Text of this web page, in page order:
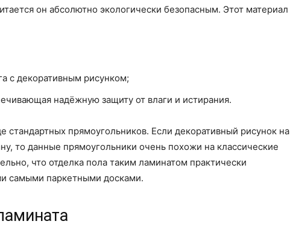
он абсолютно экологически безопасным. Этот материал
с декоративным рисунком;
надёжную защиту от влаги и истирания.
стандартных прямоугольников. Если декоративный рисунок на
то данные прямоугольники очень похожи на классические
что отделка пола таким ламинатом практически
самыми паркетными досками.